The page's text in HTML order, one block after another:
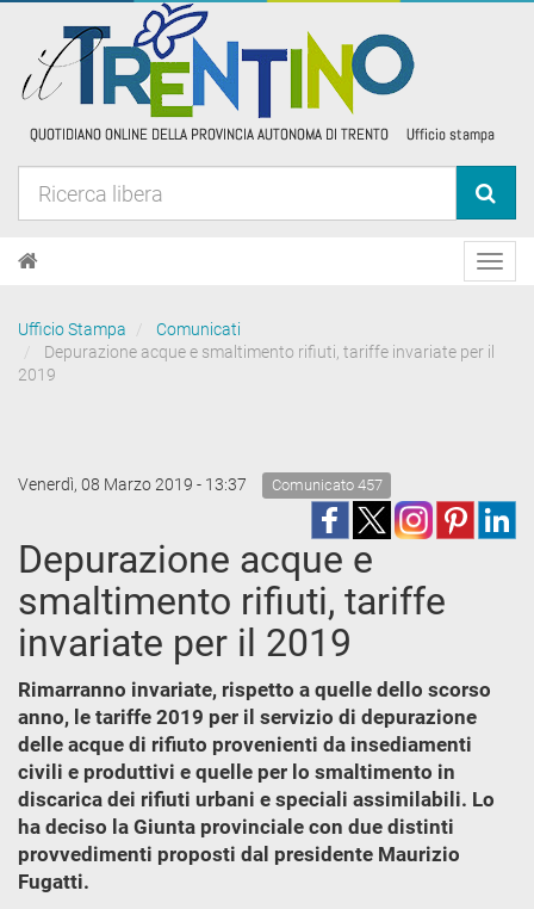
Ufficio Stampa
Comunicati
Depurazione acque e smaltimento rifiuti, tariffe invariate per il
2019
Venerdì, 08 Marzo 2019 - 13:37 Comunicato 457
Depurazione acque e
smaltimento rifiuti, tariffe
invariate per il 2019
Rimarranno invariate, rispetto a quelle dello scorso
anno, le tariffe 2019 per il servizio di depurazione
delle acque di rifiuto provenienti da insediamenti
civili e produttivi e quelle per lo smaltimento in
discarica dei rifiuti urbani e speciali assimilabili. Lo
ha deciso la Giunta provinciale con due distinti
provvedimenti proposti dal presidente Maurizio
Fugatti.